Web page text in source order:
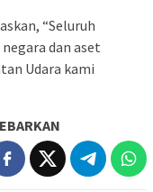
“Seluruh
dan aset
Udara kami